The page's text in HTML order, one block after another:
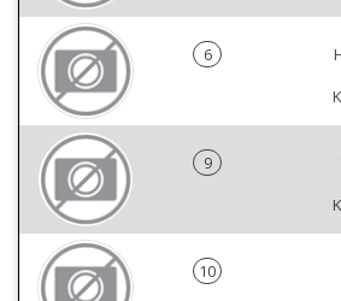
6
9
10